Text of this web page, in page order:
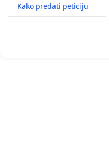
Kako predati peticiju